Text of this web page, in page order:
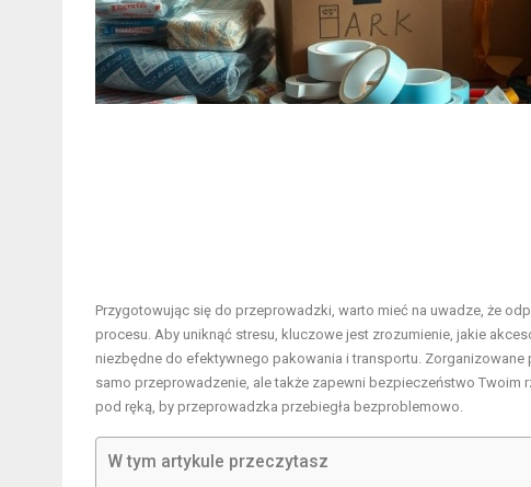
Przygotowując się do przeprowadzki, warto mieć na uwadze, że
procesu. Aby uniknąć stresu, kluczowe jest zrozumienie, jakie
niezbędne do efektywnego pakowania i transportu. Zorganizowane
samo przeprowadzenie, ale także zapewni bezpieczeństwo Twoim
pod ręką, by przeprowadzka przebiegła bezproblemowo.
W tym artykule przeczytasz